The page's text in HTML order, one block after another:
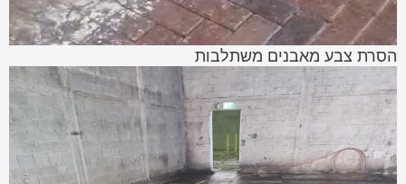
הסרת צבע מאבנים משתלבות